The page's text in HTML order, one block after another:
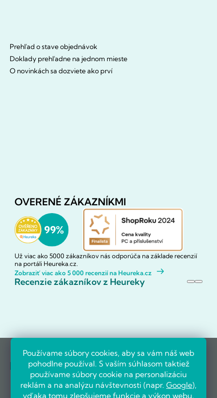
Používame súbory cookies, aby sa vám náš web
pohodlne používal. S vaším súhlasom taktiež
používame súbory cookie na personalizáciu
reklám a na analýzu návštevnosti (napr. Google),
vďaka tomu zlepšujeme funkcie a výkon webu.
Prehľad o stave objednávok
Doklady prehľadne na jednom mieste
O novinkách sa dozviete ako prví
OVERENÉ ZÁKAZNÍKMI
Už viac ako 5000 zákazníkov nás odporúča na základe recenzií
na portáli Heureka.cz.
Zobraziť viac ako 5 000 recenzií na Heureka.cz
Recenzie zákazníkov z Heureky
Referencie firiem